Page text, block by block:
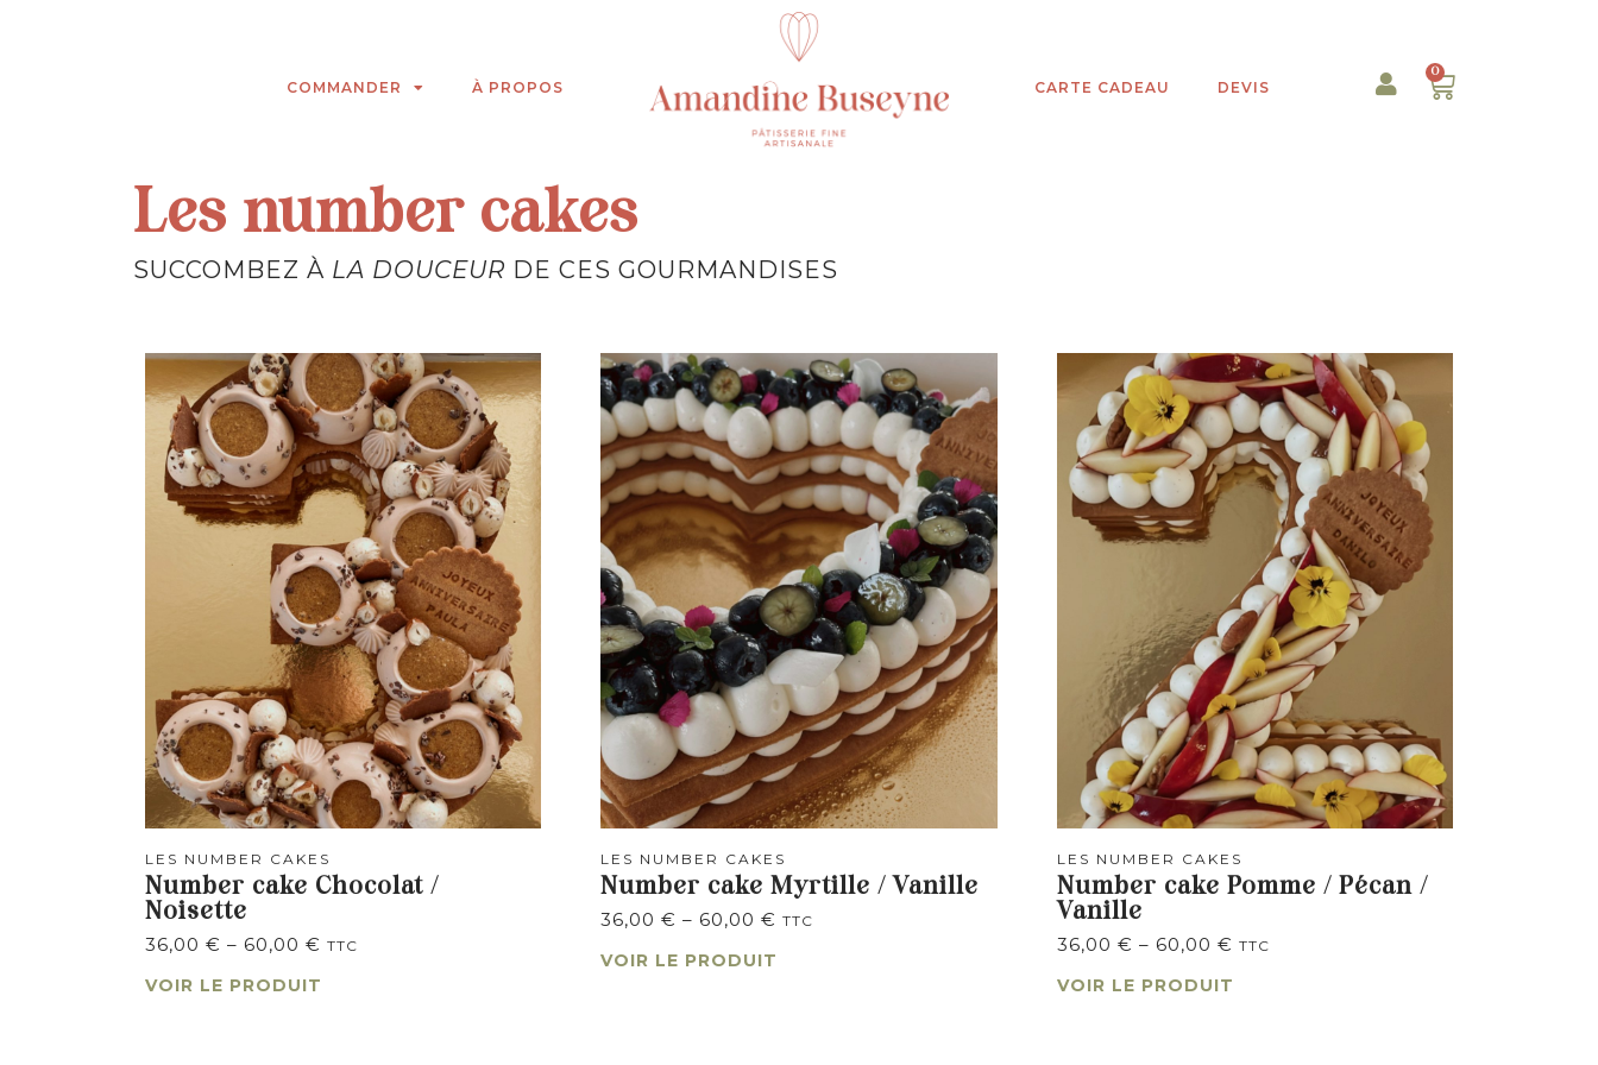
COMMANDER À PROPOS CARTE CADEAU DEVIS
0
Les number cakes
SUCCOMBEZ À LA DOUCEUR DE CES GOURMANDISES
LES NUMBER CAKES
Number cake Chocolat /
Noisette
36,00 € – 60,00 € TTC
VOIR LE PRODUIT
LES NUMBER CAKES
Number cake Myrtille / Vanille
36,00€ – 60,00€ TTC
VOIR LE PRODUIT
LES NUMBER CAKES
Number cake Pomme / Pécan /
Vanille
36,00 € – 60,00 € TTC
VOIR LE PRODUIT